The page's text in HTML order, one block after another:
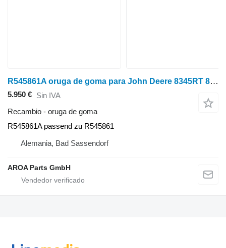
R545861A oruga de goma para John Deere 8345RT 8360RT 8370RT tractor de cadenas
5.950 € Sin IVA
Recambio - oruga de goma
R545861A passend zu R545861
Alemania, Bad Sassendorf
AROA Parts GmbH